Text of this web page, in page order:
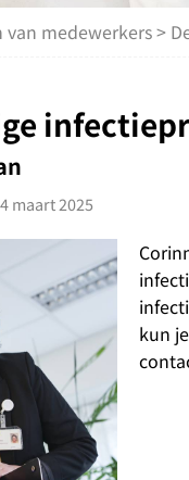
van medewerkers>
maart 2025
kun